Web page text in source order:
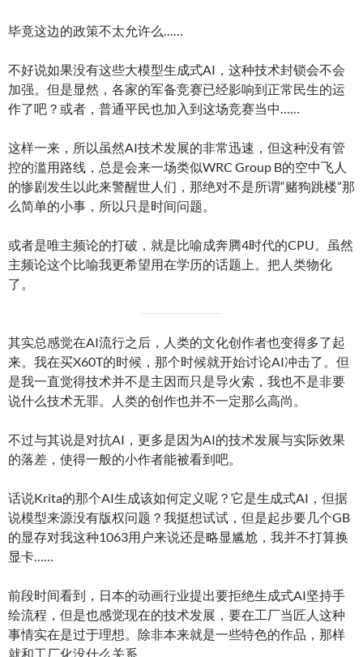
毕竟这边的政策不太允许么……
不好说如果没有这些大模型生成式AI，这种技术封锁会不会
加强。但是显然，各家的军备竞赛已经影响到正常民生的运
作了吧？或者，普通平民也加入到这场竞赛当中……
这样一来，所以虽然AI技术发展的非常迅速，但这种没有管
控的滥用路线，总是会来一场类似WRC Group B的空中飞人
的惨剧发生以此来警醒世人们，那绝对不是所谓“赌狗跳楼”那
么简单的小事，所以只是时间问题。
或者是唯主频论的打破，就是比喻成奔腾4时代的CPU。虽然
主频论这个比喻我更希望用在学历的话题上。把人类物化
了。
其实总感觉在AI流行之后，人类的文化创作者也变得多了起
来。我在买X60T的时候，那个时候就开始讨论AI冲击了。但
是我一直觉得技术并不是主因而只是导火索，我也不是非要
说什么技术无罪。人类的创作也并不一定那么高尚。
不过与其说是对抗AI，更多是因为AI的技术发展与实际效果
的落差，使得一般的小作者能被看到吧。
话说Krita的那个AI生成该如何定义呢？它是生成式AI，但据
说模型来源没有版权问题？我挺想试试，但是起步要几个GB
的显存对我这种1063用户来说还是略显尴尬，我并不打算换
显卡……
前段时间看到，日本的动画行业提出要拒绝生成式AI坚持手
绘流程，但是也感觉现在的技术发展，要在工厂当匠人这种
事情实在是过于理想。除非本来就是一些特色的作品，那样
就和工厂化没什么关系。